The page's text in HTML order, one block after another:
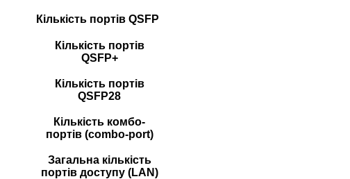
Кількість портів QSFP
Кількість портів
QSFP+
Кількість портів
QSFP28
Кількість комбо-
портів (combo-port)
Загальна кількість
портів доступу (LAN)